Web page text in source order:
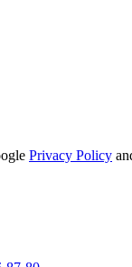
Privacy Policy